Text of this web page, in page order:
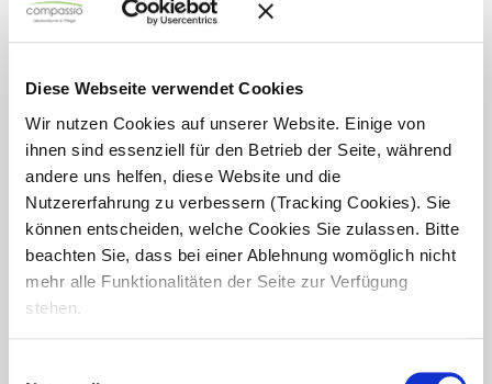
Diese Webseite verwendet Cookies
Wir nutzen Cookies auf unserer Website. Einige von
ihnen sind essenziell für den Betrieb der Seite, während
andere uns helfen, diese Website und die
Nutzererfahrung zu verbessern (Tracking Cookies). Sie
können entscheiden, welche Cookies Sie zulassen. Bitte
beachten Sie, dass bei einer Ablehnung womöglich nicht
mehr alle Funktionalitäten der Seite zur Verfügung
stehen.
Herzliche Einladung zum
Weihnachtsmarkt im Haus Sankt
Augustin
Liebe Bewohnerinnen, liebe Angehörige und Freundinnen,
wir laden Sie herzlich zu unserem Weihnachtsmarkt ein!
Termin: 07. Dezember 2024 ab 14:30 Uhr Freuen Sie sich auf
eine festliche Stimmung, weihnachtliche...